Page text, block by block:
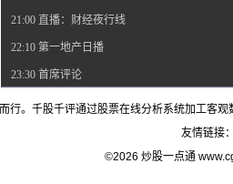
21:00 直播：财经夜行线
22:10 第一地产日播
23:30 首席评论
行。千股千评通过股票在线分析系统加工客
友情链接
©2026 炒股一点通